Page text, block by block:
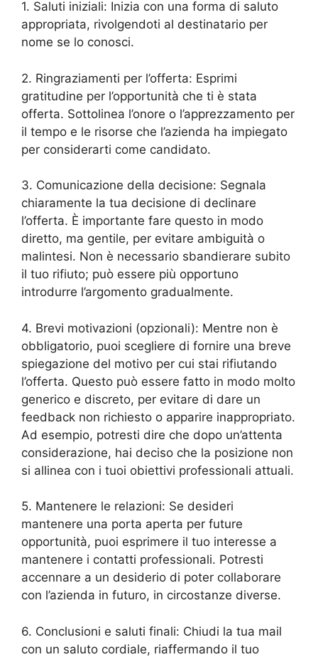
1. Saluti iniziali: Inizia con una forma di saluto
appropriata, rivolgendoti al destinatario per
nome se lo conosci.
2. Ringraziamenti per l’offerta: Esprimi
gratitudine per l’opportunità che ti è stata
offerta. Sottolinea l’onore o l’apprezzamento per
il tempo e le risorse che l’azienda ha impiegato
per considerarti come candidato.
3. Comunicazione della decisione: Segnala
chiaramente la tua decisione di declinare
l’offerta. È importante fare questo in modo
diretto, ma gentile, per evitare ambiguità o
malintesi. Non è necessario sbandierare subito
il tuo rifiuto; può essere più opportuno
introdurre l’argomento gradualmente.
4. Brevi motivazioni (opzionali): Mentre non è
obbligatorio, puoi scegliere di fornire una breve
spiegazione del motivo per cui stai rifiutando
l’offerta. Questo può essere fatto in modo molto
generico e discreto, per evitare di dare un
feedback non richiesto o apparire inappropriato.
Ad esempio, potresti dire che dopo un’attenta
considerazione, hai deciso che la posizione non
si allinea con i tuoi obiettivi professionali attuali.
5. Mantenere le relazioni: Se desideri
mantenere una porta aperta per future
opportunità, puoi esprimere il tuo interesse a
mantenere i contatti professionali. Potresti
accennare a un desiderio di poter collaborare
con l’azienda in futuro, in circostanze diverse.
6. Conclusioni e saluti finali: Chiudi la tua mail
con un saluto cordiale, riaffermando il tuo